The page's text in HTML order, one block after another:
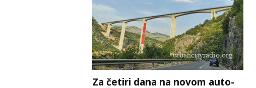
Za četiri dana na novom auto-